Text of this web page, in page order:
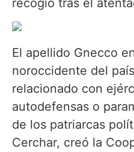
El apellido Gnecco
noroccidente del
relacionado con
autodefensas o
de los patriarcas
Cerchar, creó la